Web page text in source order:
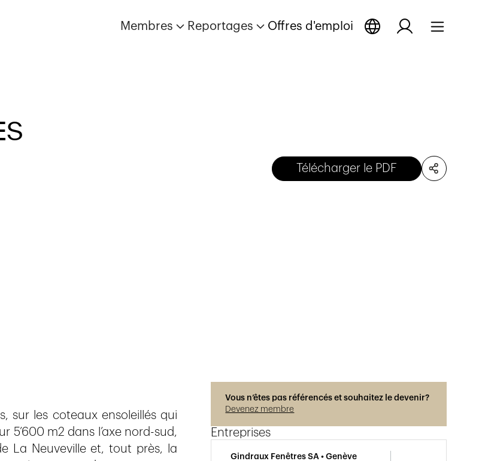
Membres Reportages Offres d'emploi
Télécharger le PDF
sur les coteaux ensoleillés qui
5’600 m2 dans l’axe nord-sud,
La Neuveville et, tout près, la
Vous n’êtes pas référencés et souhaitez le devenir?
Devenez membre
Entreprises
Gindraux Fenêtres SA • Genève